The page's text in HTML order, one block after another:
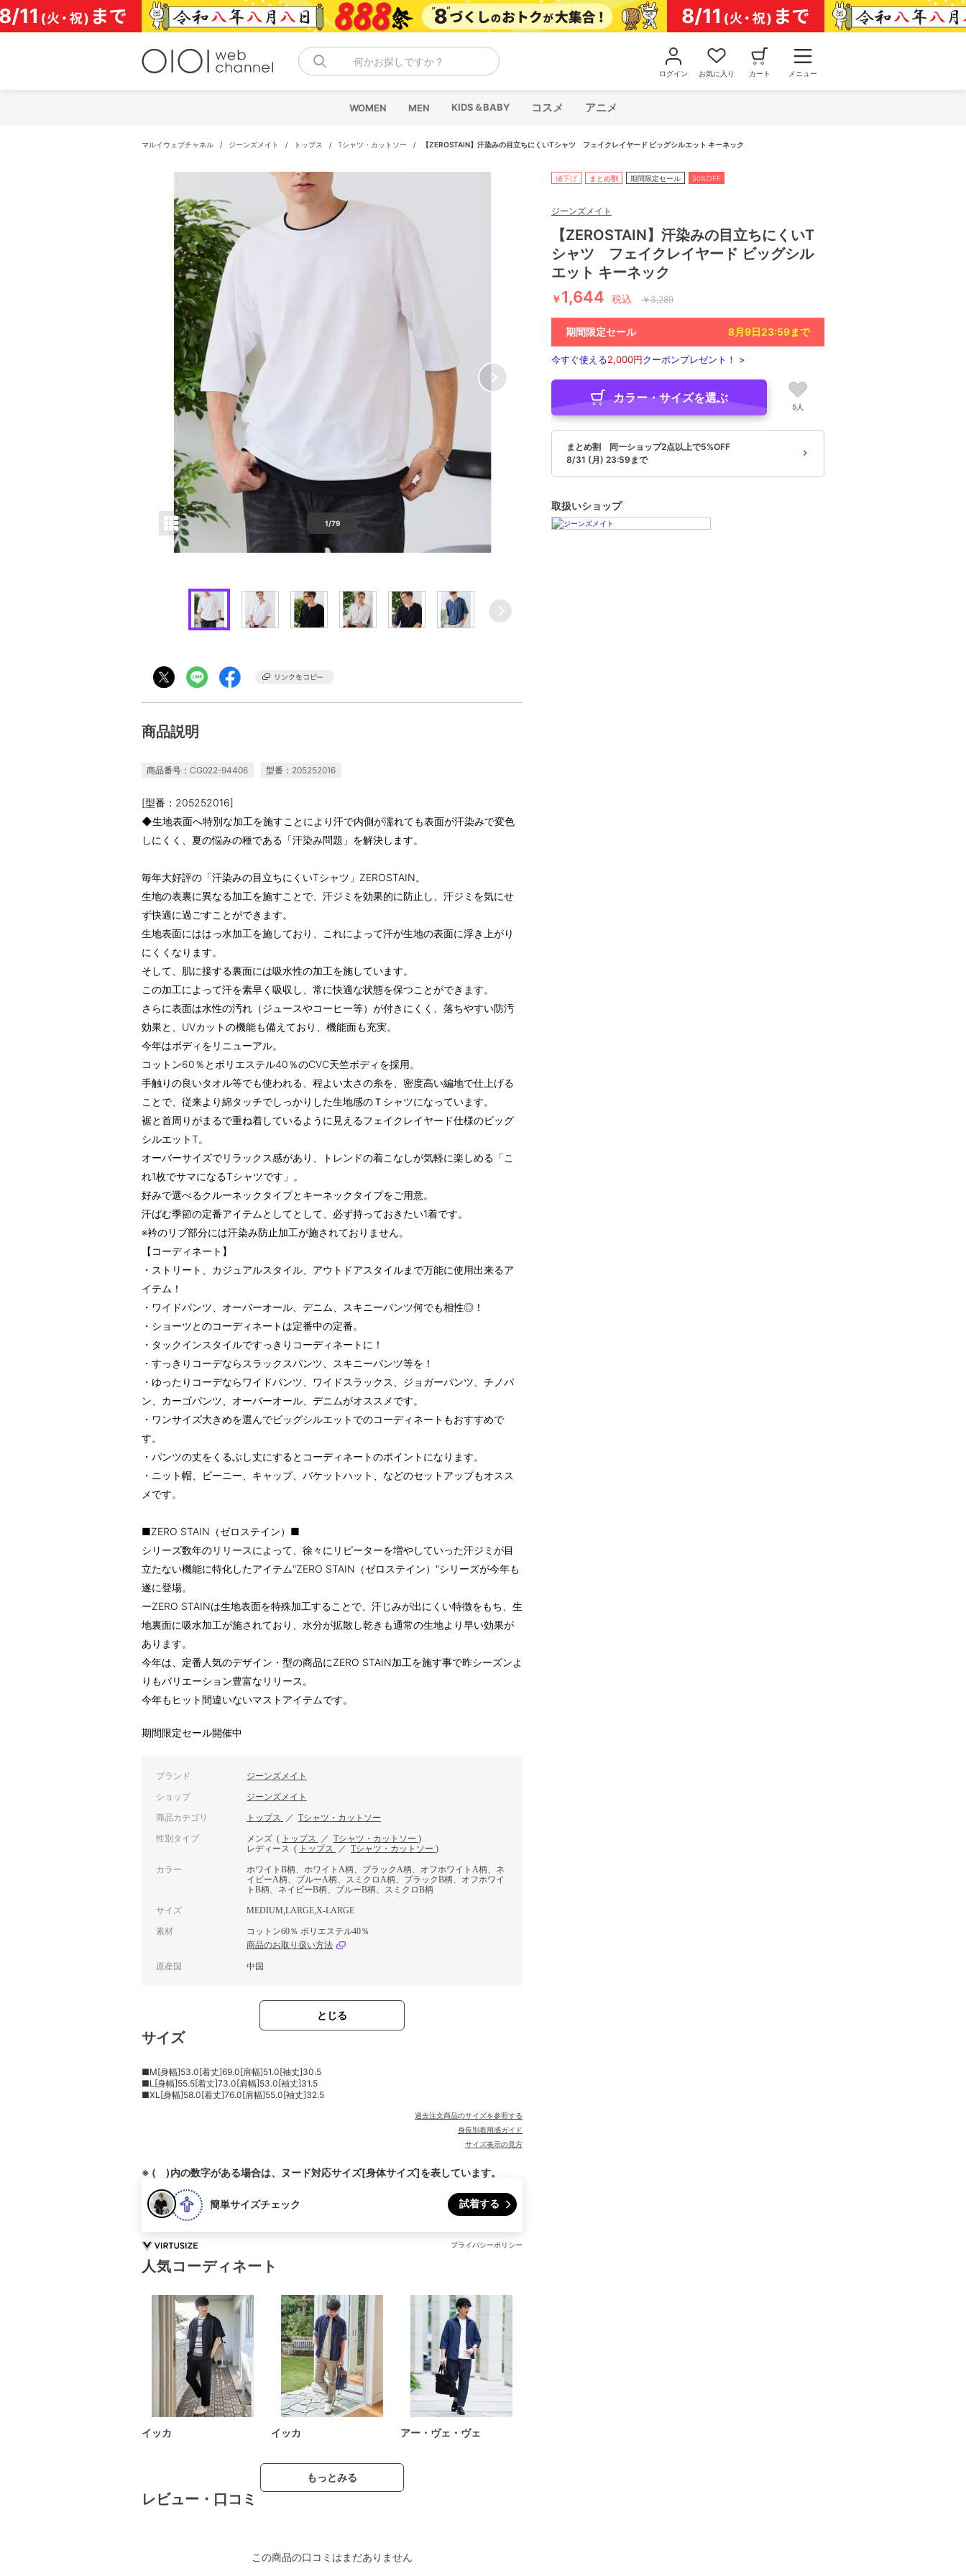
コ
ン
テ
何かお探しですか？
ログイン お気に入り カート メニュー
WOMEN MEN KIDS＆BABY コスメ アニメ
マルイウェブチャネル / ジーンズメイト / トップス / Tシャツ・カットソー / 【ZEROSTAIN】汗染みの目立ちにくいTシャツ フェイクレイヤード ビッグシルエット キーネック
1/79
商品説明
商品番号：CG022-94406 型番：205252016
[型番：205252016]
◆生地表面へ特別な加工を施すことにより汗で内側が濡れても表面が汗染みで変色
しにくく、夏の悩みの種である「汗染み問題」を解決します。
毎年大好評の「汗染みの目立ちにくいTシャツ」ZEROSTAIN。
生地の表裏に異なる加工を施すことで、汗ジミを効果的に防止し、汗ジミを気にせ
ず快適に過ごすことができます。
生地表面にははっ水加工を施しており、これによって汗が生地の表面に浮き上がり
にくくなります。
そして、肌に接する裏面には吸水性の加工を施しています。
この加工によって汗を素早く吸収し、常に快適な状態を保つことができます。
さらに表面は水性の汚れ（ジュースやコーヒー等）が付きにくく、落ちやすい防汚
効果と、UVカットの機能も備えており、機能面も充実。
今年はボディをリニューアル。
コットン60％とポリエステル40％のCVC天竺ボディを採用。
手触りの良いタオル等でも使われる、程よい太さの糸を、密度高い編地で仕上げる
ことで、従来より綿タッチでしっかりした生地感のＴシャツになっています。
裾と首周りがまるで重ね着しているように見えるフェイクレイヤード仕様のビッグ
シルエットT。
オーバーサイズでリラックス感があり、トレンドの着こなしが気軽に楽しめる「こ
れ1枚でサマになるTシャツです」。
好みで選べるクルーネックタイプとキーネックタイプをご用意。
汗ばむ季節の定番アイテムとしてとして、必ず持っておきたい1着です。
※衿のリブ部分には汗染み防止加工が施されておりません。
【コーディネート】
・ストリート、カジュアルスタイル、アウトドアスタイルまで万能に使用出来るア
イテム！
・ワイドパンツ、オーバーオール、デニム、スキニーパンツ何でも相性◎！
・ショーツとのコーディネートは定番中の定番。
・タックインスタイルですっきりコーディネートに！
・すっきりコーデならスラックスパンツ、スキニーパンツ等を！
・ゆったりコーデならワイドパンツ、ワイドスラックス、ジョガーパンツ、チノパ
ン、カーゴパンツ、オーバーオール、デニムがオススメです。
・ワンサイズ大きめを選んでビッグシルエットでのコーディネートもおすすめで
す。
・パンツの丈をくるぶし丈にするとコーディネートのポイントになります。
・ニット帽、ビーニー、キャップ、バケットハット、などのセットアップもオスス
メです。
■ZERO STAIN（ゼロステイン）■
シリーズ数年のリリースによって、徐々にリピーターを増やしていった汗ジミが目
立たない機能に特化したアイテム"ZERO STAIN（ゼロステイン）"シリーズが今年も
遂に登場。
ーZERO STAINは生地表面を特殊加工することで、汗じみが出にくい特徴をもち、生
地裏面に吸水加工が施されており、水分が拡散し乾きも通常の生地より早い効果が
あります。
今年は、定番人気のデザイン・型の商品にZERO STAIN加工を施す事で昨シーズンよ
りもバリエーション豊富なリリース。
今年もヒット間違いないマストアイテムです。
期間限定セール開催中
ブランド ジーンズメイト
ショップ ジーンズメイト
商品カテゴリ トップス ／ Tシャツ・カットソー
性別タイプ メンズ ( トップス ／ Tシャツ・カットソー )
レディース ( トップス ／ Tシャツ・カットソー )
カラー
ホワイトB柄、ホワイトA柄、ブラックA柄、オフホワイトA柄、ネ
イビーA柄、ブルーA柄、スミクロA柄、ブラックB柄、オフホワイ
トB柄、ネイビーB柄、ブルーB柄、スミクロB柄
サイズ MEDIUM,LARGE,X-LARGE
素材
コットン60％ ポリエステル40％
商品のお取り扱い方法
原産国 中国
とじる
サイズ
■M[身幅]53.0[着丈]69.0[肩幅]51.0[袖丈]30.5
■L[身幅]55.5[着丈]73.0[肩幅]53.0[袖丈]31.5
■XL[身幅]58.0[着丈]76.0[肩幅]55.0[袖丈]32.5
過去注文商品のサイズを参照する
身長別着用感ガイド
サイズ表示の見方
※ ( )内の数字がある場合は、ヌード対応サイズ[身体サイズ]を表しています。
簡単サイズチェック 試着する
プライバシーポリシー
人気コーディネート
イッカ イッカ アー・ヴェ・ヴェ
もっとみる
レビュー・口コミ
この商品の口コミはまだありません
値下げ まとめ割 期間限定セール 50%OFF
ジーンズメイト
【ZEROSTAIN】汗染みの目立ちにくいT
シャツ フェイクレイヤード ビッグシル
エット キーネック
￥1,644 税込 ￥3,289
期間限定セール 8月9日23:59まで
今すぐ使える2,000円クーポンプレゼント！ >
カラー・サイズを選ぶ
5人
まとめ割 同一ショップ2点以上で5%OFF
8/31 (月) 23:59まで
取扱いショップ